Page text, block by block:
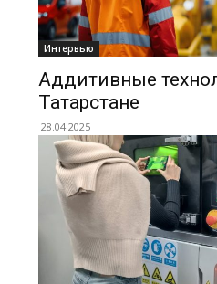
Интервью
Аддитивные
Татарстане
28.04.2025